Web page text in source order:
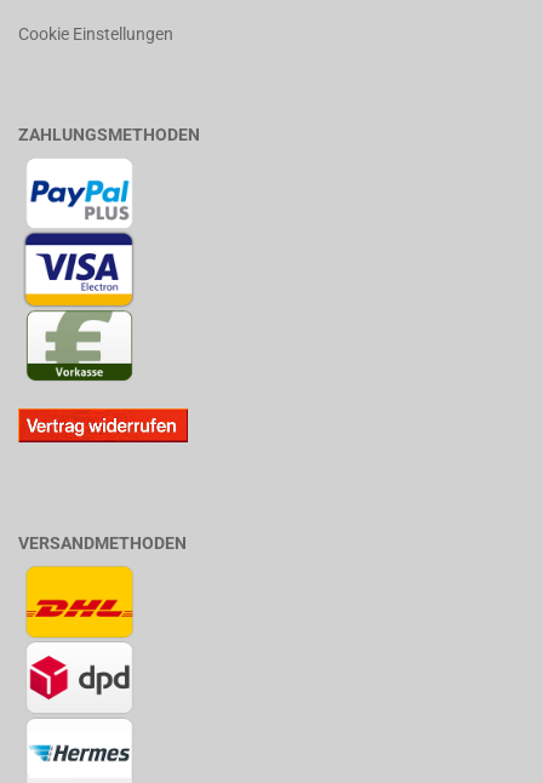
Cookie Einstellungen
ZAHLUNGSMETHODEN
VERSANDMETHODEN